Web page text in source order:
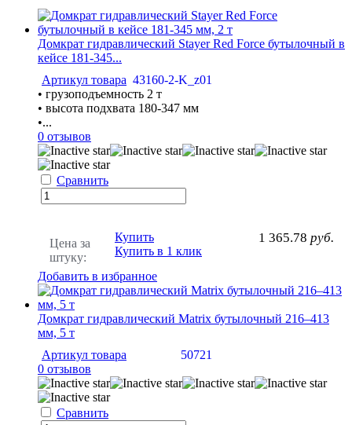
Домкрат гидравлический Stayer Red Force бутылочный в
кейсе 181-345...
Артикул товара 43160-2-K_z01
• грузоподъемность 2 т
• высота подхвата 180-347 мм
•...
0 отзывов
Сравнить
Цена за
штуку:
1 365.78 руб.
Купить
Купить в 1 клик
Добавить в избранное
Домкрат гидравлический Matrix бутылочный 216–413
мм, 5 т
Артикул товара
50721
0 отзывов
Сравнить